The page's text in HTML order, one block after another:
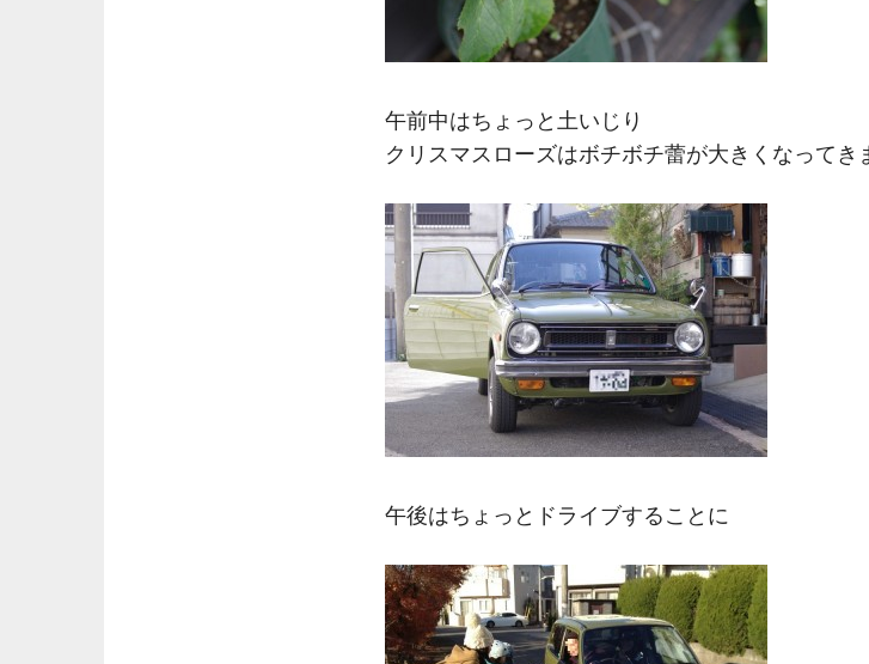
午前中はちょっと土いじり
クリスマスローズはボチボチ蕾が大きくなってき
午後はちょっとドライブすることに